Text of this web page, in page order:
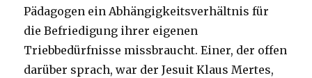
Pädagogen ein Abhängigkeitsverhältnis für
die Befriedigung ihrer eigenen
Triebbedürfnisse missbraucht. Einer, der offen
darüber sprach, war der Jesuit Klaus Mertes,